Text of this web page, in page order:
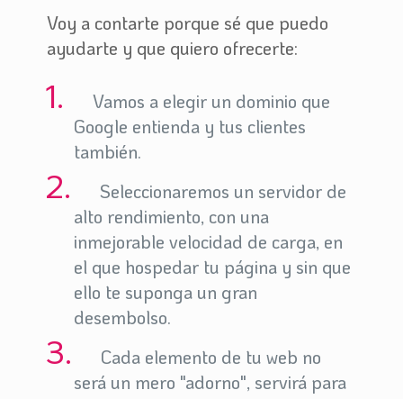
Voy a contarte porque sé que puedo
ayudarte y que quiero ofrecerte:
Vamos a elegir un dominio que
Google entienda y tus clientes
también.
Seleccionaremos un servidor de
alto rendimiento, con una
inmejorable velocidad de carga, en
el que hospedar tu página y sin que
ello te suponga un gran
desembolso.
Cada elemento de tu web no
será un mero "adorno", servirá para